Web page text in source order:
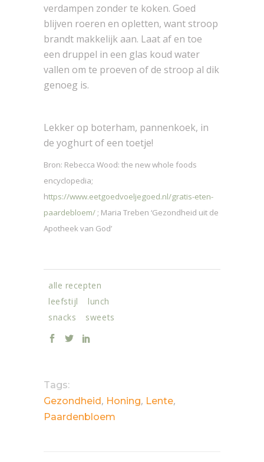
verdampen zonder te koken. Goed
blijven roeren en opletten, want stroop
brandt makkelijk aan. Laat af en toe
een druppel in een glas koud water
vallen om te proeven of de stroop al dik
genoeg is.
Lekker op boterham, pannenkoek, in
de yoghurt of een toetje!
Bron: Rebecca Wood: the new whole foods
encyclopedia;
https://www.eetgoedvoeljegoed.nl/gratis-eten-
paardebloem/ ; Maria Treben ‘Gezondheid uit de
Apotheek van God’
alle recepten
leefstijl
lunch
snacks
sweets
Tags:
Gezondheid, Honing, Lente,
Paardenbloem